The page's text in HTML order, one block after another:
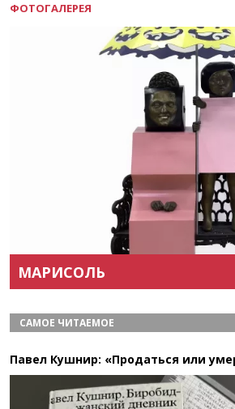
ФОТОГАЛЕРЕЯ
МАРИСОЛЬ
САМОЕ ЧИТАЕМОЕ
Павел Кушнир: «Продаться или